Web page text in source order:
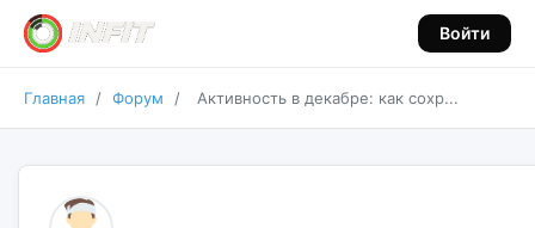
Войти
Главная / Форум / Активность в декабре: как сохр...